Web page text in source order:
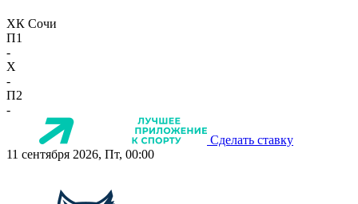
ХК Сочи
П1
-
X
-
П2
-
Сделать ставку
11 сентября 2026, Пт, 00:00